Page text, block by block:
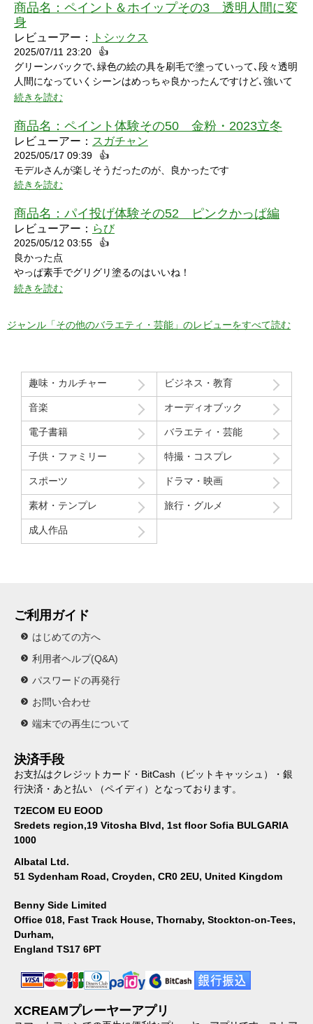
い悔しさを滲ませながら罰ゲームを受けている姿にドキドキして
しまいました。
商品名： ペイント＆ホイップその3 透明人間に変
身
レビューアー： トシックス
2025/07/11 23:20
👍
グリーンバックで､緑色の絵の具を刷毛で塗っていって､段々透明
人間になっていくシーンはめっちゃ良かったんですけど､強いて
言うなら､上半身だけで無くて､全身も透明になる所も見てみたい
続きを読む
商品名： ペイント体験その50 金粉・2023立冬
レビューアー： スガチャン
2025/05/17 09:39
👍
モデルさんが楽しそうだったのが、良かったです
続きを読む
商品名： パイ投げ体験その52 ピンクかっぱ編
レビューアー： らび
2025/05/12 03:55
👍
良かった点
やっぱ素手でグリグリ塗るのはいいね！
特に21分の途中からとてもいい感じ！
う」という趣旨の発言と「パイを食らう事はなんとも無い」とい
う趣旨の２つの部分ちょっと気分下がってしまったw
Route207さんいつも良い作品をありがとうございます！
初レビューですが、よく購入させて貰ってます！
続きを読む
ジャンル「その他のバラエティ・芸能」のレビューをすべて読む
趣味・カルチャー ビジネス・教育
音楽 オーディオブック
電子書籍 バラエティ・芸能
子供・ファミリー 特撮・コスプレ
スポーツ ドラマ・映画
素材・テンプレ 旅行・グルメ
成人作品
ご利用ガイド
はじめての方へ
利用者ヘルプ(Q&A)
パスワードの再発行
お問い合わせ
端末での再生について
決済手段
お支払はクレジットカード・BitCash（ビットキャッシュ）・銀
行決済・あと払い （ペイディ）となっております。
T2ECOM EU EOOD
Sredets region,19 Vitosha Blvd, 1st floor Sofia BULGARIA
1000
Albatal Ltd.
51 Sydenham Road, Croyden, CR0 2EU, United Kingdom
Benny Side Limited
Office 018, Fast Track House, Thornaby, Stockton-on-Tees,
Durham,
England TS17 6PT
XCREAMプレーヤーアプリ